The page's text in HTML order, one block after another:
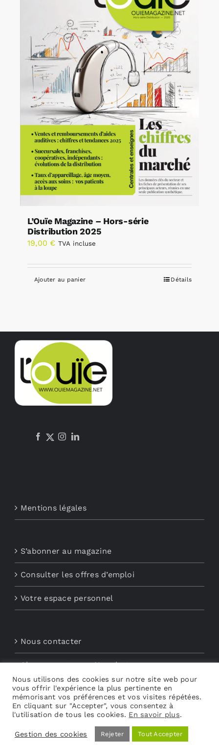
L’Ouïe Magazine – Hors-série
Distribution 2025
19,00 € TVA incluse
Ajouter au panier Détails
Mentions légales
S’abonner au magazine
Consulter les offres d’emploi
Votre espace personnel
Nous contacter
Abonnements aux Newsletters
Découvrez My Audio
Nous utilisons des cookies sur notre site web pour
vous offrir l'expérience la plus pertinente en
mémorisant vos préférences et vos visites répétées.
En cliquant sur "Accepter", vous consentez à
l'utilisation de tous les cookies. En savoir plus.
Gestion des cookies Rejeter Tout Accepter